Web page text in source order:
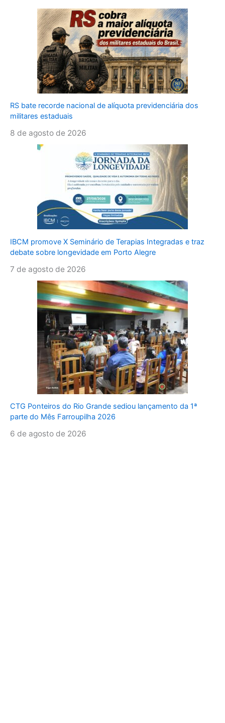
RS bate recorde nacional de alíquota previdenciária dos
militares estaduais
8 de agosto de 2026
IBCM promove X Seminário de Terapias Integradas e traz
debate sobre longevidade em Porto Alegre
7 de agosto de 2026
CTG Ponteiros do Rio Grande sediou lançamento da 1ª
parte do Mês Farroupilha 2026
6 de agosto de 2026